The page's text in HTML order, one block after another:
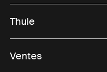
Thule
Ventes